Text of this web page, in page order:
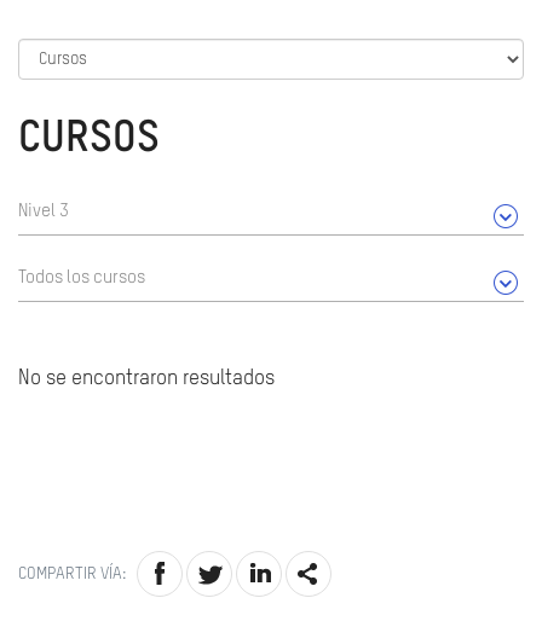
CURSOS
Nivel 3
Todos los cursos
No se encontraron resultados
COMPARTIR VÍA: